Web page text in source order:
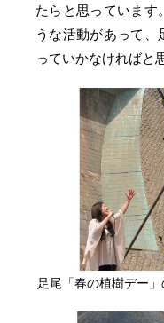
たらと思っています
うな活動があって、
っていかなければと
足尾「春の植樹デー